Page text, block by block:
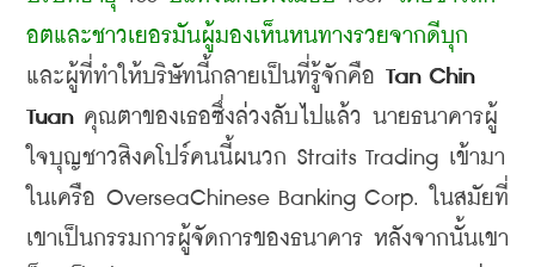
อตและชาวเยอรมันผู้มองเห็นหนทางรวยจากดีบุก
และผู้ที่ทำให้บริษัทนี้กลายเป็นที่รู้จักคือ Tan Chin
Tuan คุณตาของเธอซึ่งล่วงลับไปแล้ว นายธนาคารผู้
ใจบุญชาวสิงคโปร์คนนี้ผนวก Straits Trading เข้ามา
ในเครือ OverseaChinese Banking Corp.
ในสมัยที่
เขาเป็นกรรมการผู้จัดการของธนาคาร หลังจากนั้นเขา